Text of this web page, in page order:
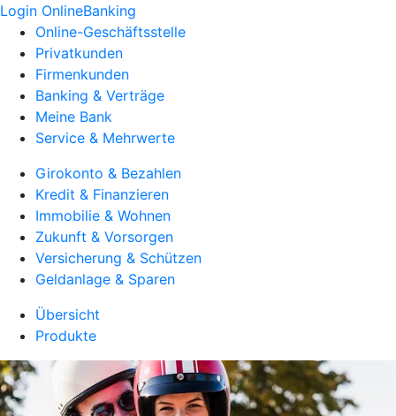
Login OnlineBanking
Online-Geschäftsstelle
Privatkunden
Firmenkunden
Banking & Verträge
Meine Bank
Service & Mehrwerte
Girokonto & Bezahlen
Kredit & Finanzieren
Immobilie & Wohnen
Zukunft & Vorsorgen
Versicherung & Schützen
Geldanlage & Sparen
Übersicht
Produkte